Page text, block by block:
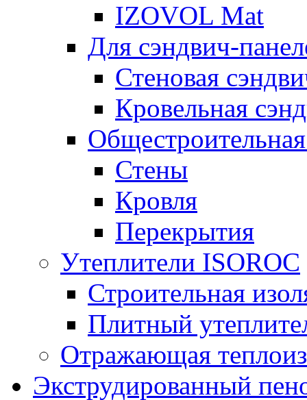
IZOVOL Mat
Для сэндвич-
Стеновая
Кровельная
Стены
Кровля
Перекрытия
Утеплители ISOROC
Строительная
Плитный
Отражающая
Экструдированный